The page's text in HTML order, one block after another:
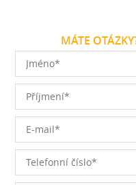
MÁTE